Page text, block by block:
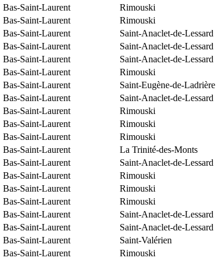
Bas-Saint-Laurent
Rimouski
Bas-Saint-Laurent
Rimouski
Bas-Saint-Laurent
Saint-Anaclet-de-Lessard
Bas-Saint-Laurent
Saint-Anaclet-de-Lessard
Bas-Saint-Laurent
Saint-Anaclet-de-Lessard
Bas-Saint-Laurent
Rimouski
Bas-Saint-Laurent
Saint-Eugène-de-Ladrière
Bas-Saint-Laurent
Saint-Anaclet-de-Lessard
Bas-Saint-Laurent
Rimouski
Bas-Saint-Laurent
Rimouski
Bas-Saint-Laurent
Rimouski
Bas-Saint-Laurent
La Trinité-des-Monts
Bas-Saint-Laurent
Saint-Anaclet-de-Lessard
Bas-Saint-Laurent
Rimouski
Bas-Saint-Laurent
Rimouski
Bas-Saint-Laurent
Rimouski
Bas-Saint-Laurent
Saint-Anaclet-de-Lessard
Bas-Saint-Laurent
Saint-Anaclet-de-Lessard
Bas-Saint-Laurent
Saint-Valérien
Bas-Saint-Laurent Rimouski